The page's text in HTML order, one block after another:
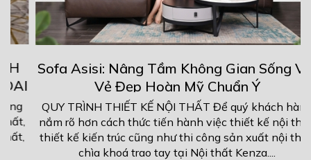
Sofa Asisi: Nâng Tầm Không Gian Sống Với
Vẻ Đẹp Hoàn Mỹ Chuẩn Ý
QUY TRÌNH THIẾT KẾ NỘI THẤT Để quý khách hàng
nắm rõ hơn cách thức tiến hành việc thiết kế nội thất,
thiết kế kiến trúc cũng như thi công sản xuất nội thất,
chìa khoá trao tay tại Nội thất Kenza....